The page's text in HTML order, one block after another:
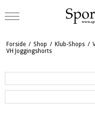
Forside / Shop / Klub-Shops /
VH Joggingshorts